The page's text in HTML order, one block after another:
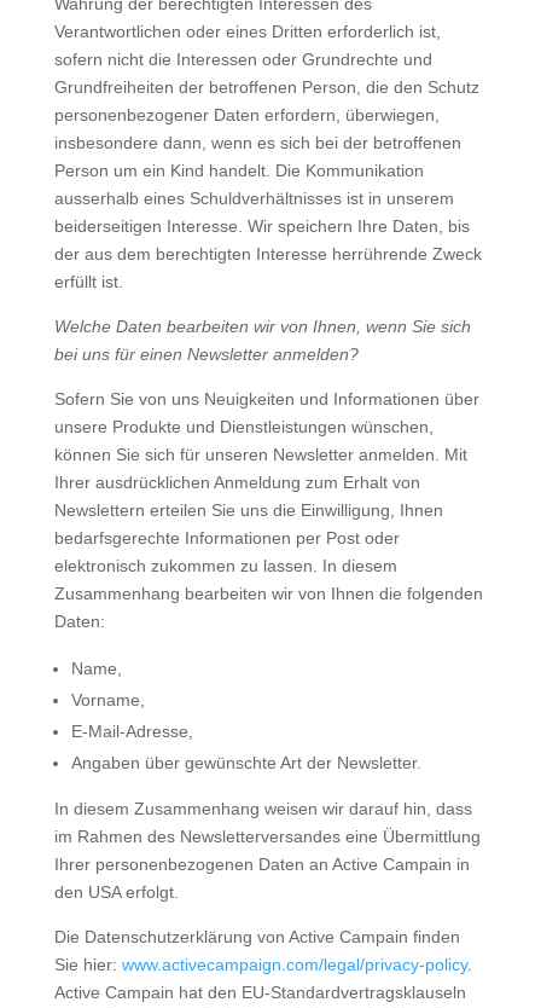
Verantwortlichen oder eines Dritten erforderlich ist,
sofern nicht die Interessen oder Grundrechte und
Grundfreiheiten der betroffenen Person, die den Schutz
personenbezogener Daten erfordern, überwiegen,
insbesondere dann, wenn es sich bei der betroffenen
Person um ein Kind handelt. Die Kommunikation
ausserhalb eines Schuldverhältnisses ist in unserem
beiderseitigen Interesse. Wir speichern Ihre Daten, bis
der aus dem berechtigten Interesse herrührende Zweck
erfüllt ist.
Welche Daten bearbeiten wir von Ihnen, wenn Sie sich
bei uns für einen Newsletter anmelden?
Sofern Sie von uns Neuigkeiten und Informationen über
unsere Produkte und Dienstleistungen wünschen,
können Sie sich für unseren Newsletter anmelden. Mit
Ihrer ausdrücklichen Anmeldung zum Erhalt von
Newslettern erteilen Sie uns die Einwilligung, Ihnen
bedarfsgerechte Informationen per Post oder
elektronisch zukommen zu lassen. In diesem
Zusammenhang bearbeiten wir von Ihnen die folgenden
Daten:
Name,
Vorname,
E-Mail-Adresse,
Angaben über gewünschte Art der Newsletter.
In diesem Zusammenhang weisen wir darauf hin, dass
im Rahmen des Newsletterversandes eine Übermittlung
Ihrer personenbezogenen Daten an Active Campain in
den USA erfolgt.
Die Datenschutzerklärung von Active Campain finden
Sie hier: www.activecampaign.com/legal/privacy-policy.
Active Campain hat den EU-Standardvertragsklauseln